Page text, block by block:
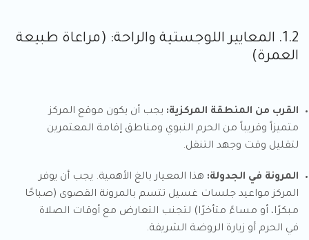
1.2. المعايير اللوجستية والراحة: (مراعاة طبيعة
العمرة)
القرب من المنطقة المركزية: يجب أن يكون موقع المركز
متميزاً وقريباً من الحرم النبوي ومناطق إقامة المعتمرين
لتقليل وقت وجهد التنقل.
المرونة في الجدولة: هذا المعيار بالغ الأهمية. يجب أن يوفر
المركز مواعيد جلسات غسيل تتسم بالمرونة القصوى (صباحًا
مبكرًا، أو مساءً متأخرًا) لتجنب التعارض مع أوقات الصلاة
في الحرم أو زيارة الروضة الشريفة.